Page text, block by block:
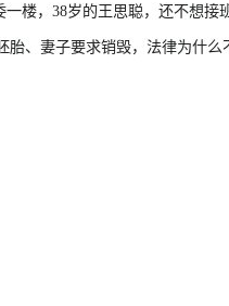
楼，38岁的王思聪，还不想接
胎、妻子要求销毁，法律为什么